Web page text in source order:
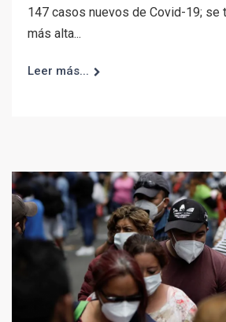
147 casos nuevos de Covid-19; se
más alta...
Leer más...